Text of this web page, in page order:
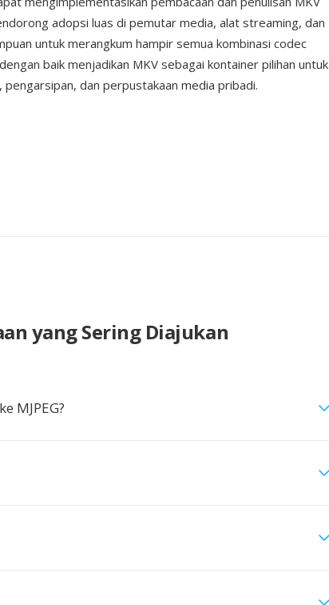
adopsi luas di pemutar media, alat streaming, dan
untuk merangkum hampir semua kombinasi codec
baik menjadikan MKV sebagai kontainer pilihan untuk
dan perpustakaan media pribadi.
yang Sering Diajukan
MJPEG?